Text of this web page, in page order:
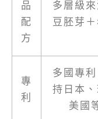
品
配
方
多層級
豆胚芽
專
利
多國專
持日本、
美國